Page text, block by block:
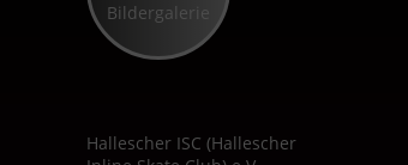
Bildergalerie
Hallescher ISC (Hallescher